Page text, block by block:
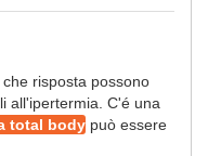
risposta possono
all'ipertermia. C'é una
total body può essere